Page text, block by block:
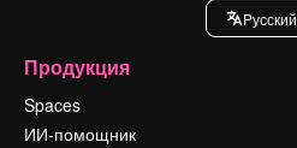
Pусский
Продукция
Spaces
ИИ-помощник